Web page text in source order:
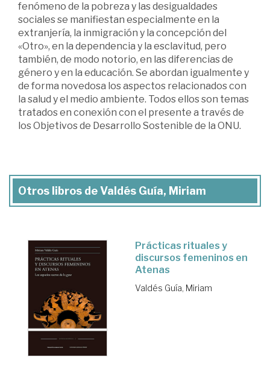
fenómeno de la pobreza y las desigualdades
sociales se manifiestan especialmente en la
extranjería, la inmigración y la concepción del
«Otro», en la dependencia y la esclavitud, pero
también, de modo notorio, en las diferencias de
género y en la educación. Se abordan igualmente y
de forma novedosa los aspectos relacionados con
la salud y el medio ambiente. Todos ellos son temas
tratados en conexión con el presente a través de
los Objetivos de Desarrollo Sostenible de la ONU.
Otros libros de Valdés Guía, Miriam
Prácticas rituales y
discursos femeninos en
Atenas
Valdés Guía, Miriam